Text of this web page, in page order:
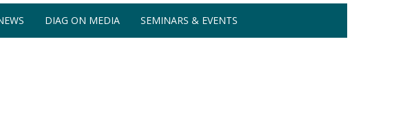
DIAG ON MEDIA SEMINARS & EVENTS